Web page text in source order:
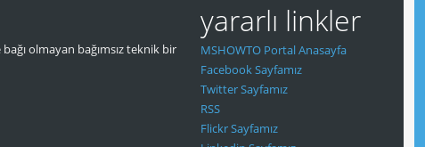
olmayan bağımsız teknik bir
yararlı linkler
MSHOWTO Portal Anasayfa
Facebook Sayfamız
Twitter Sayfamız
RSS
Flickr Sayfamız